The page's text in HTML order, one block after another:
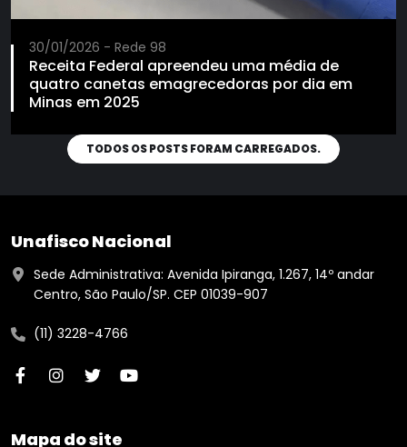
30/01/2026 - Rede 98
Receita Federal apreendeu uma média de
quatro canetas emagrecedoras por dia em
Minas em 2025
TODOS OS POSTS FORAM CARREGADOS.
Unafisco Nacional
Sede Administrativa: Avenida Ipiranga, 1.267, 14º andar
Centro, São Paulo/SP. CEP 01039-907
(11) 3228-4766
Mapa do site